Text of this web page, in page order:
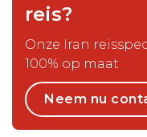
reis?
Onze Iran
100% op maat
Neem nu